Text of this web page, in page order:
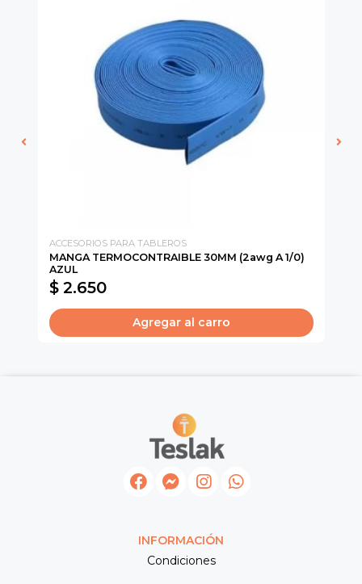
ACCESORIOS PARA TABLEROS
MANGA TERMOCONTRAIBLE 30MM (2awg A 1/0)
AZUL
$ 2.650
Agregar al carro
INFORMACIÓN
Condiciones